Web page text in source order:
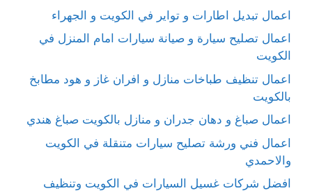
اعمال تبديل اطارات و تواير في الكويت و الجهراء
اعمال تصليح سيارة و صيانة سيارات امام المنزل في
الكويت
اعمال تنظيف طباخات منازل و افران غاز و هود مطابخ
بالكويت
اعمال صباغ و دهان جدران و منازل بالكويت صباغ هندي
اعمال فني ورشة تصليح سيارات متنقلة في الكويت
والاحمدي
افضل شركات غسيل السيارات في الكويت وتنظيف